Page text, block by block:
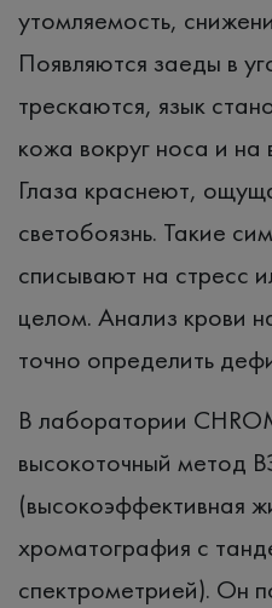
утомляемость,
Появляются заеды в
трескаются, язык
кожа вокруг носа и на
Глаза краснеют,
светобоязнь. Такие
списывают на стресс
целом. Анализ крови
точно определить
В лаборатории
высокоточный
(высокоэффективная
хроматография c
спектрометрией). Он